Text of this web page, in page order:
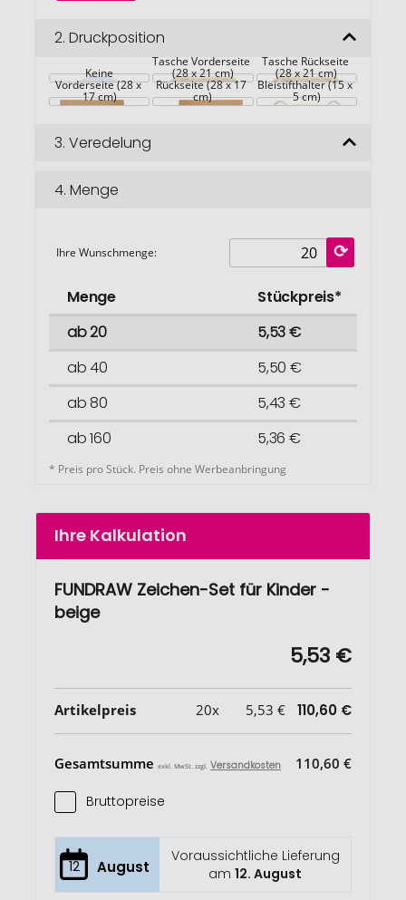
2. Druckposition
Keine
Tasche Vorderseite
(28 x 21 cm)
Tasche Rückseite
(28 x 21 cm)
Notizbuch
Vorderseite (28 x
17 cm)
Notizbuch
Rückseite (28 x 17
cm)
Bleistifthalter (15 x
5 cm)
3. Veredelung
4. Menge
Ihre Wunschmenge:
Menge
Stückpreis*
ab 20
5,53 €
ab 40
5,50 €
ab 80
5,43 €
ab 160
5,36 €
* Preis pro Stück. Preis ohne Werbeanbringung
Ihre Kalkulation
FUNDRAW Zeichen-Set für Kinder -
beige
5,53 €
Artikelpreis 20x 5,53 € 110,60 €
Gesamtsumme exkl. MwSt. zzgl. Versandkosten 110,60 €
Bruttopreise
12 August
Voraussichtliche Lieferung
am12. August